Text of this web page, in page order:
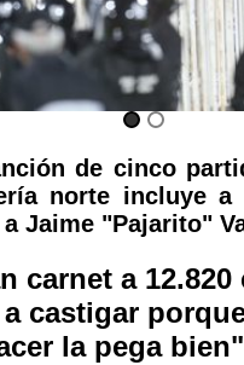
de cinco
norte incluye a
Jaime "Pajarito"
carnet a
castigar
la pega bien"